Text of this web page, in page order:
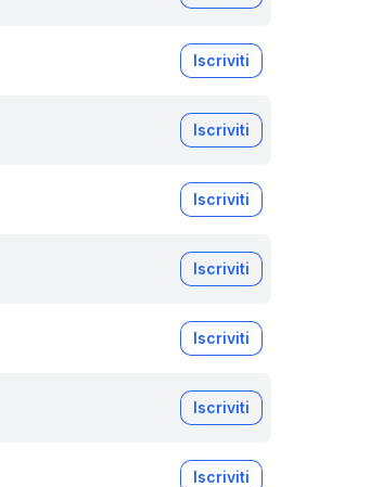
Iscriviti
Iscriviti
Iscriviti
Iscriviti
Iscriviti
Iscriviti
Iscriviti